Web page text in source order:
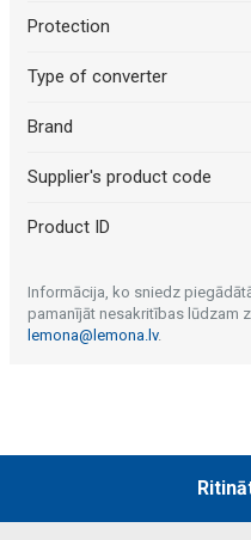
Protection
Type of converter
Brand
Supplier's product code
Product ID
Informācija, ko sniedz
pamanījāt nesakritības lūdzam
lemona@lemona.lv.